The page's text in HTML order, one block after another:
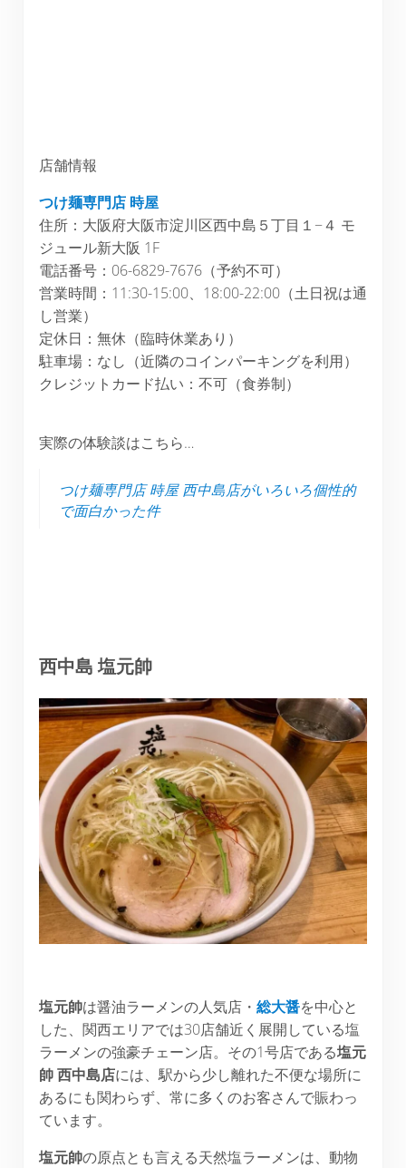
店舗情報
つけ麺専門店 時屋
住所：大阪府大阪市淀川区西中島５丁目１−４ モ
ジュール新大阪 1F
電話番号：06-6829-7676（予約不可）
営業時間：11:30-15:00、18:00-22:00（土日祝は通
し営業）
定休日：無休（臨時休業あり）
駐車場：なし（近隣のコインパーキングを利用）
クレジットカード払い：不可（食券制）
実際の体験談はこちら…
つけ麺専門店 時屋 西中島店がいろいろ個性的
で面白かった件
西中島 塩元帥
塩元帥は醤油ラーメンの人気店・ 総大醤を中心と
した、関西エリアでは30店舗近く展開している塩
ラーメンの強豪チェーン店。その1号店である塩元
帥 西中島店には、駅から少し離れた不便な場所に
あるにも関わらず、常に多くのお客さんで賑わっ
ています。
塩元帥の原点とも言える天然塩ラーメンは、動物